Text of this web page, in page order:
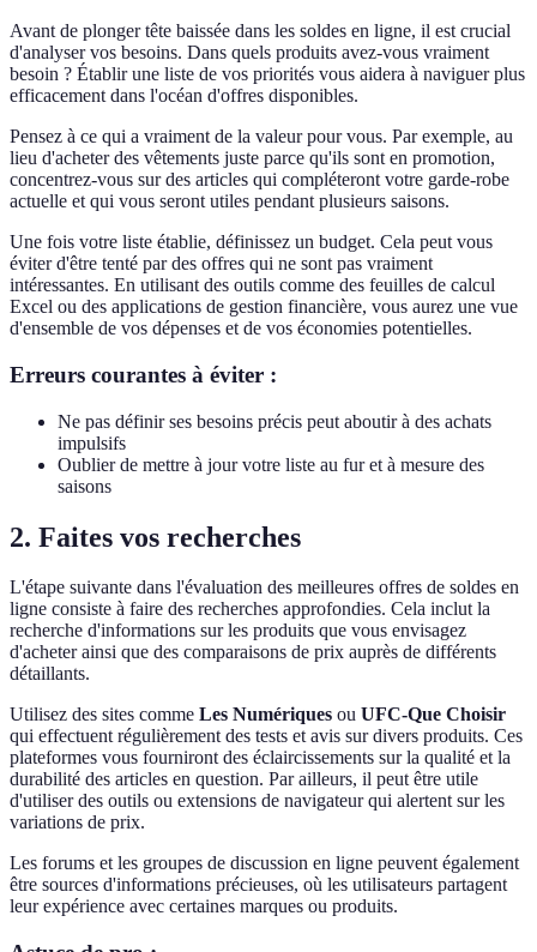
Avant de plonger tête baissée dans les soldes en ligne, il est crucial
d'analyser vos besoins. Dans quels produits avez-vous vraiment
besoin ? Établir une liste de vos priorités vous aidera à naviguer plus
efficacement dans l'océan d'offres disponibles.
Pensez à ce qui a vraiment de la valeur pour vous. Par exemple, au
lieu d'acheter des vêtements juste parce qu'ils sont en promotion,
concentrez-vous sur des articles qui compléteront votre garde-robe
actuelle et qui vous seront utiles pendant plusieurs saisons.
Une fois votre liste établie, définissez un budget. Cela peut vous
éviter d'être tenté par des offres qui ne sont pas vraiment
intéressantes. En utilisant des outils comme des feuilles de calcul
Excel ou des applications de gestion financière, vous aurez une vue
d'ensemble de vos dépenses et de vos économies potentielles.
Erreurs courantes à éviter :
Ne pas définir ses besoins précis peut aboutir à des achats
impulsifs
Oublier de mettre à jour votre liste au fur et à mesure des
saisons
2. Faites vos recherches
L'étape suivante dans l'évaluation des meilleures offres de soldes en
ligne consiste à faire des recherches approfondies. Cela inclut la
recherche d'informations sur les produits que vous envisagez
d'acheter ainsi que des comparaisons de prix auprès de différents
détaillants.
Utilisez des sites comme Les Numériques ou UFC-Que Choisir
qui effectuent régulièrement des tests et avis sur divers produits. Ces
plateformes vous fourniront des éclaircissements sur la qualité et la
durabilité des articles en question. Par ailleurs, il peut être utile
d'utiliser des outils ou extensions de navigateur qui alertent sur les
variations de prix.
Les forums et les groupes de discussion en ligne peuvent également
être sources d'informations précieuses, où les utilisateurs partagent
leur expérience avec certaines marques ou produits.